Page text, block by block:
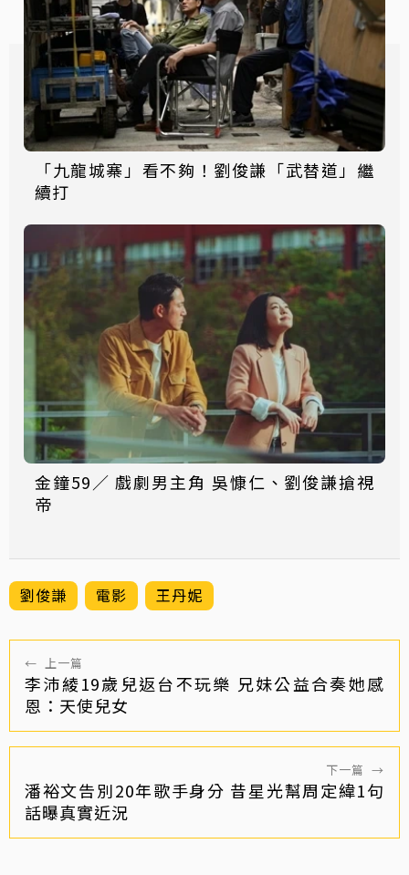
「九龍城寨」看不夠！劉俊謙「武替道」繼
續打
金鐘59／ 戲劇男主角 吳慷仁、劉俊謙搶視
帝
劉俊謙 電影 王丹妮
← 上一篇
李沛綾19歲兒返台不玩樂 兄妹公益合奏她感
恩：天使兒女
下一篇 →
潘裕文告別20年歌手身分 昔星光幫周定緯1句
話曝真實近況